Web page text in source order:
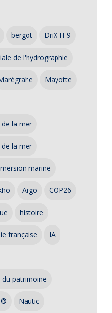
bergot DriX H-9
de l'hydrographie
Mayotte
de la mer
de la mer
marine
Argo COP26
histoire
française IA
du patrimoine
Nautic